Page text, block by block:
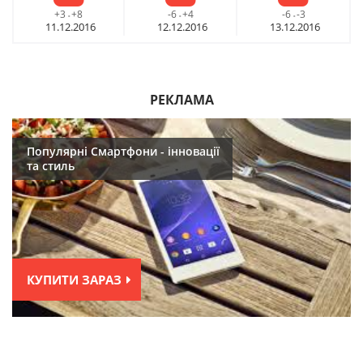
+3 - +8
11.12.2016
-6 - +4
12.12.2016
-6 - -3
13.12.2016
РЕКЛАМА
Популярні Смартфони - інновації
та стиль
КУПИТИ ЗАРАЗ